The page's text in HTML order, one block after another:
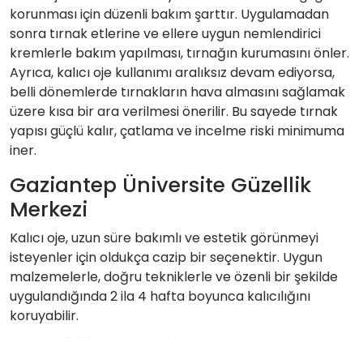
korunması için düzenli bakım şarttır. Uygulamadan
sonra tırnak etlerine ve ellere uygun nemlendirici
kremlerle bakım yapılması, tırnağın kurumasını önler.
Ayrıca, kalıcı oje kullanımı aralıksız devam ediyorsa,
belli dönemlerde tırnakların hava almasını sağlamak
üzere kısa bir ara verilmesi önerilir. Bu sayede tırnak
yapısı güçlü kalır, çatlama ve incelme riski minimuma
iner.
Gaziantep Üniversite Güzellik
Merkezi
Kalıcı oje, uzun süre bakımlı ve estetik görünmeyi
isteyenler için oldukça cazip bir seçenektir. Uygun
malzemelerle, doğru tekniklerle ve özenli bir şekilde
uygulandığında 2 ila 4 hafta boyunca kalıcılığını
koruyabilir.